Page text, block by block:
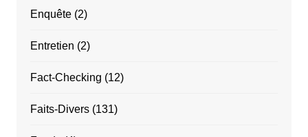
Enquête(2)
Entretien (2)
Fact-Checking (12)
Faits-Divers(131)